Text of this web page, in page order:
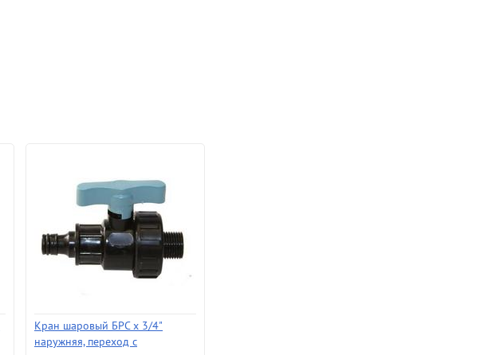
Кран шаровый БРС х 3/4"
наружняя, переход с